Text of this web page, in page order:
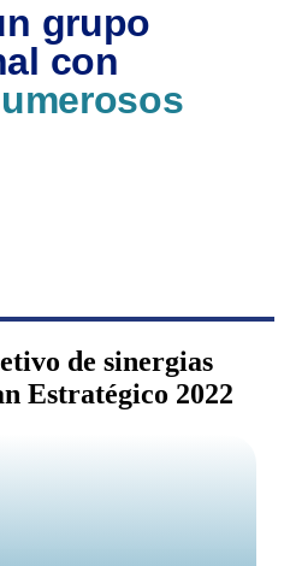
grupo
con
de sinergias
Estratégico 2022